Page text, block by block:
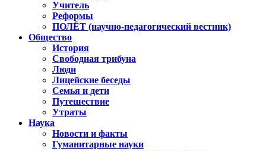
Учитель
Реформы
ПОЛЁТ (научно-педагогический вестник)
Общество
История
Свободная трибуна
Люди
Лицейские беседы
Семья и дети
Путешествие
Утраты
Наука
Новости и факты
Гуманитарные науки